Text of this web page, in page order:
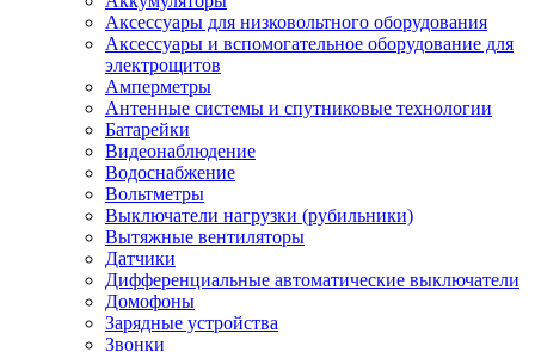
Аксессуары для низковольтного оборудования
Аксессуары и вспомогательное оборудование для
электрощитов
Амперметры
Антенные системы и спутниковые технологии
Батарейки
Видеонаблюдение
Водоснабжение
Вольтметры
Выключатели нагрузки (рубильники)
Вытяжные вентиляторы
Датчики
Дифференциальные автоматические выключатели
Домофоны
Зарядные устройства
Звонки